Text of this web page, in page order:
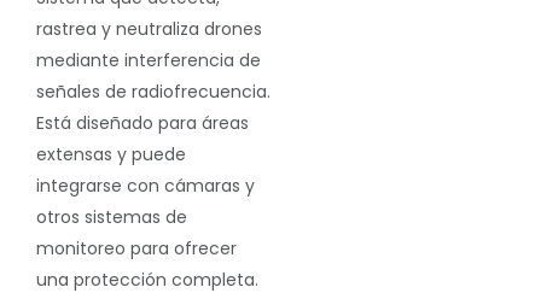
rastrea y neutraliza drones
mediante interferencia de
señales de radiofrecuencia.
Está diseñado para áreas
extensas y puede
integrarse con cámaras y
otros sistemas de
monitoreo para ofrecer
una protección completa.